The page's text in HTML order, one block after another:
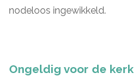
nodeloos ingewikkeld.
Ongeldig voor de kerk